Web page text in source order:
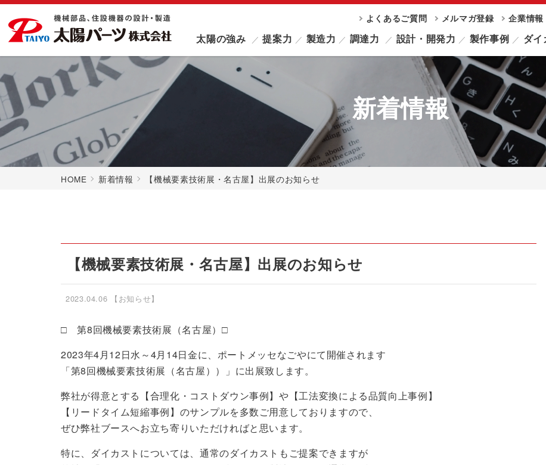
よくあるご質問 メルマガ登録 企業情報
太陽の強み 提案力 製造力 調達力 設計・開発力 製作事例 ダイ
新着情報
HOME 新着情報 【機械要素技術展・名古屋】出展のお知らせ
【機械要素技術展・名古屋】出展のお知らせ
2023.04.06 【お知らせ】
□ 第8回機械要素技術展（名古屋）□
2023年4月12日水～4月14日金に、ポートメッセなごやにて開催されます
「第8回機械要素技術展（名古屋））」に出展致します。
弊社が得意とする【合理化・コストダウン事例】や【工法変換による品質向上事例】
【リードタイム短縮事例】のサンプルを多数ご用意しておりますので、
ぜひ弊社ブースへお立ち寄りいただければと思います。
特に、ダイカストについては、通常のダイカストもご提案できますが